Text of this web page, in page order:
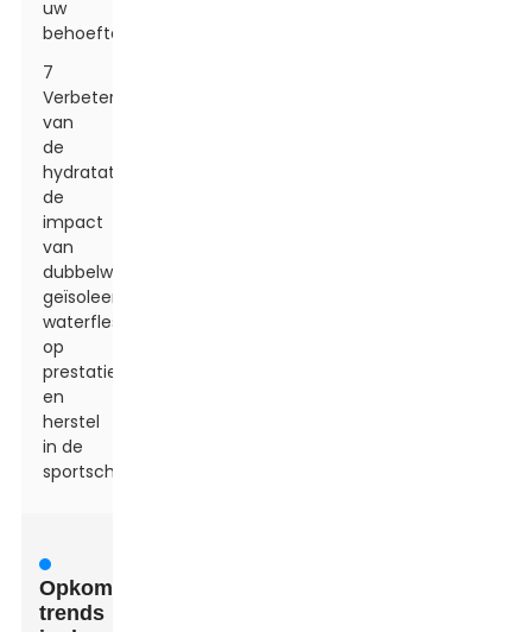
uw
behoeften?
7
Verbetering
van
de
hydratatie:
de
impact
van
dubbelwandige,
geïsoleerde
waterflessen
op
prestaties
en
herstel
in de
sportschool
Opkomende
trends